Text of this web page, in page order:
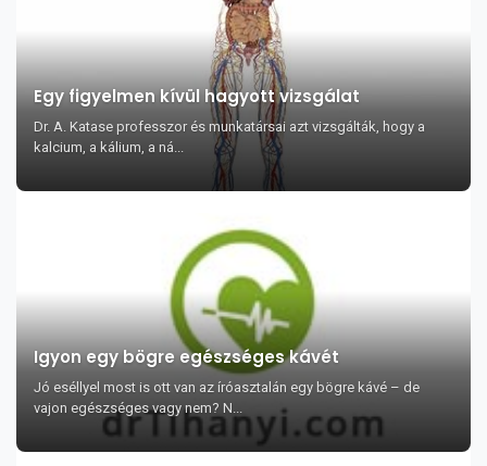
Egy figyelmen kívül hagyott vizsgálat
Dr. A. Katase professzor és munkatársai azt vizsgálták, hogy a
kalcium, a kálium, a ná...
Igyon egy bögre egészséges kávét
Jó eséllyel most is ott van az íróasztalán egy bögre kávé – de
vajon egészséges vagy nem? N...